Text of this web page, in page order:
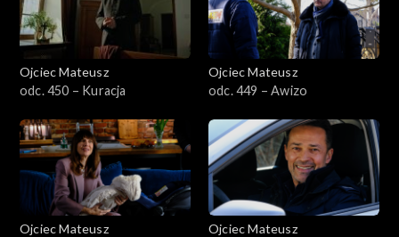
Sezon 33
Sezon 32
Sezon 31
Sezon 30
Sezon 29
Ojciec Mateusz
odc. 450 – Kuracja
Ojciec Mateusz
odc. 449 – Awizo
Ojciec Mateusz
Ojciec Mateusz